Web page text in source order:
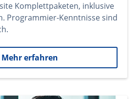
Komplettpaketen, inklusive
Programmier-Kenntnisse sind
Mehr erfahren